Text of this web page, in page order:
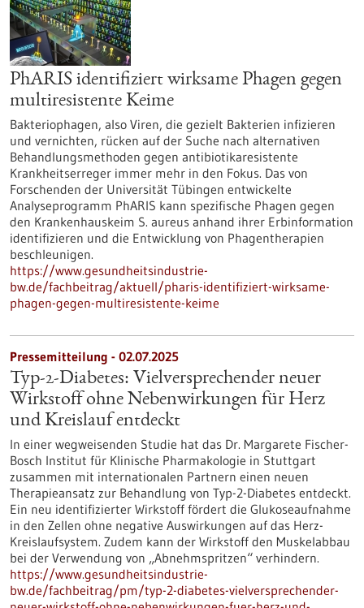
PhARIS identifiziert wirksame Phagen gegen
multiresistente Keime
Bakteriophagen, also Viren, die gezielt Bakterien infizieren
und vernichten, rücken auf der Suche nach alternativen
Behandlungsmethoden gegen antibiotikaresistente
Krankheitserreger immer mehr in den Fokus. Das von
Forschenden der Universität Tübingen entwickelte
Analyseprogramm PhARIS kann spezifische Phagen gegen
den Krankenhauskeim S. aureus anhand ihrer Erbinformation
identifizieren und die Entwicklung von Phagentherapien
beschleunigen.
https://www.gesundheitsindustrie-
bw.de/fachbeitrag/aktuell/pharis-identifiziert-wirksame-
phagen-gegen-multiresistente-keime
Pressemitteilung - 02.07.2025
Typ-2-Diabetes: Vielversprechender neuer
Wirkstoff ohne Nebenwirkungen für Herz
und Kreislauf entdeckt
In einer wegweisenden Studie hat das Dr. Margarete Fischer-
Bosch Institut für Klinische Pharmakologie in Stuttgart
zusammen mit internationalen Partnern einen neuen
Therapieansatz zur Behandlung von Typ-2-Diabetes entdeckt.
Ein neu identifizierter Wirkstoff fördert die Glukoseaufnahme
in den Zellen ohne negative Auswirkungen auf das Herz-
Kreislaufsystem. Zudem kann der Wirkstoff den Muskelabbau
bei der Verwendung von „Abnehmspritzen“ verhindern.
https://www.gesundheitsindustrie-
bw.de/fachbeitrag/pm/typ-2-diabetes-vielversprechender-